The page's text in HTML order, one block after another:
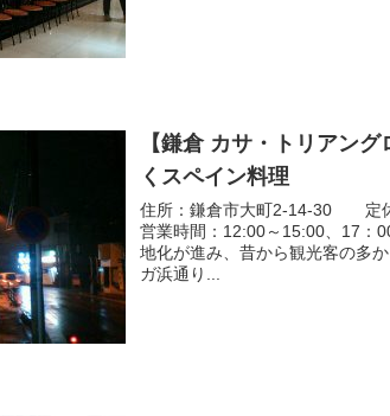
【鎌倉 カサ・トリアン
くスペイン料理
住所：鎌倉市大町2-14-30 定
営業時間：12:00～15:00、17：
地化が進み、昔から観光客の多
ガ浜通り...